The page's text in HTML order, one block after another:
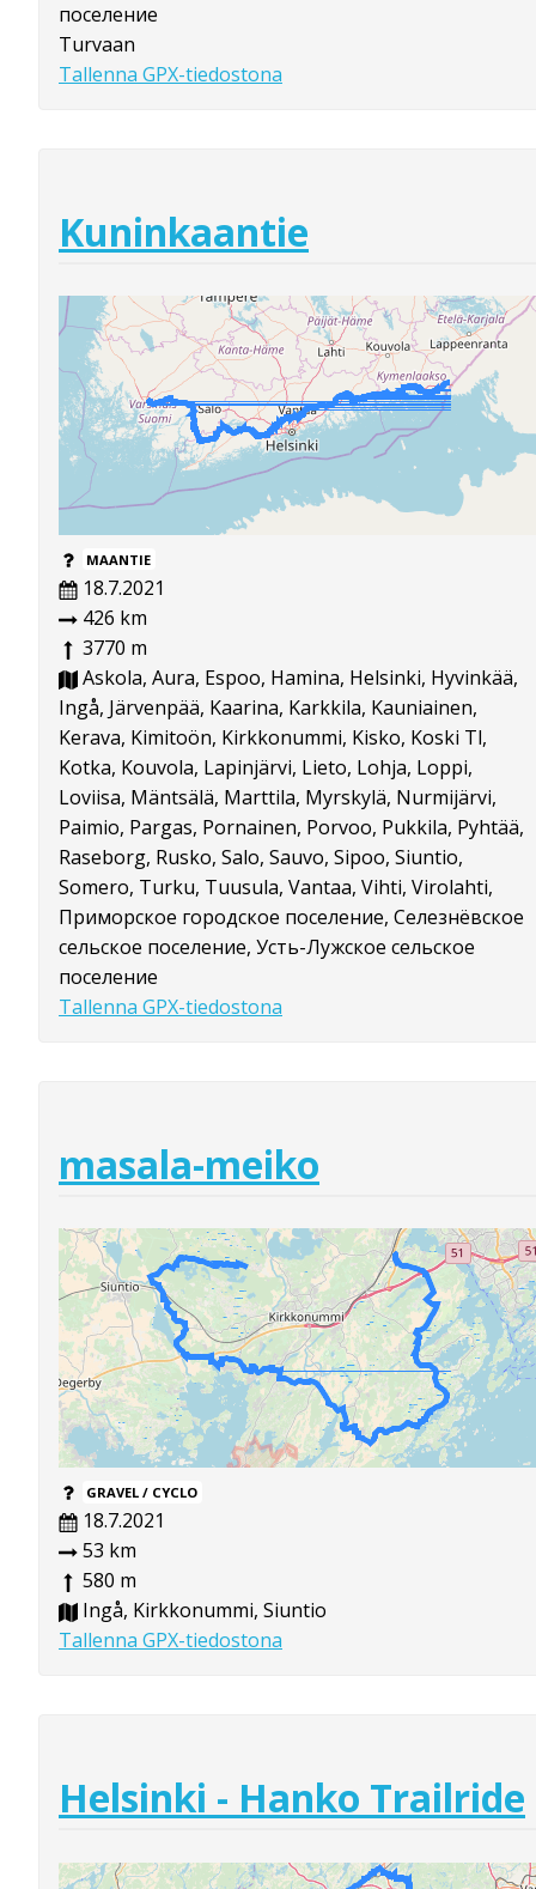
поселение
Turvaan
Tallenna GPX-tiedostona
Kuninkaantie
MAANTIE
18.7.2021
426 km
3770 m
Askola, Aura, Espoo, Hamina, Helsinki, Hyvinkää,
Ingå, Järvenpää, Kaarina, Karkkila, Kauniainen,
Kerava, Kimitoön, Kirkkonummi, Kisko, Koski Tl,
Kotka, Kouvola, Lapinjärvi, Lieto, Lohja, Loppi,
Loviisa, Mäntsälä, Marttila, Myrskylä, Nurmijärvi,
Paimio, Pargas, Pornainen, Porvoo, Pukkila, Pyhtää,
Raseborg, Rusko, Salo, Sauvo, Sipoo, Siuntio,
Somero, Turku, Tuusula, Vantaa, Vihti, Virolahti,
Приморское городское поселение, Селезнёвское
сельское поселение, Усть-Лужское сельское
поселение
Tallenna GPX-tiedostona
masala-meiko
GRAVEL / CYCLO
18.7.2021
53 km
580 m
Ingå, Kirkkonummi, Siuntio
Tallenna GPX-tiedostona
Helsinki - Hanko Trailride